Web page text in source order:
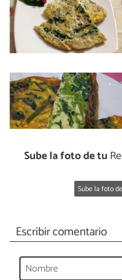
Sube la foto de tu
Sube la foto
Escribir comentario